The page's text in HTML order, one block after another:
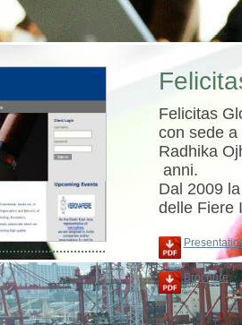
Felicitas
con sede
Radhika
anni.
Dal 2009
delle Fiere
Brochure